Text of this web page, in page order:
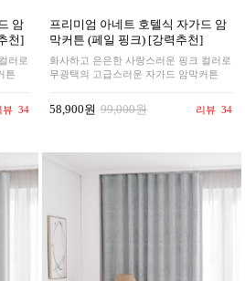
암
천]
러로
튼
뷰 34
프리미엄 아네트 호텔식 자가드 암
막커튼 (페일 핑크) [강력추천]
화사하고 은은한 사랑스러운 핑크 컬러로
무광택의 고급스러운 자가드 암막커튼
58,900원 99,000원 리뷰 34